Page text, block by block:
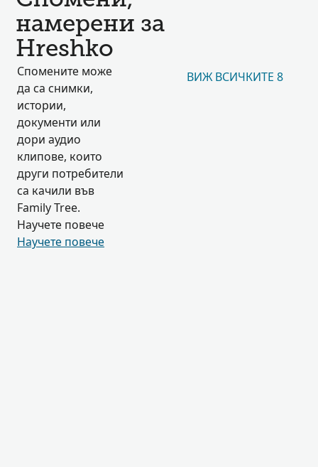
намерени за
Hreshko
Спомените може
да са снимки,
истории,
документи или
дори аудио
клипове, които
други потребители
са качили във
Family Tree.
Научете повече
Научете повече
ВИЖ ВСИЧКИТЕ 8